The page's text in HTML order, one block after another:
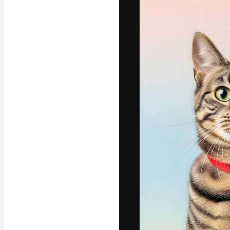
entre
estudios.
Español
Copyright ©